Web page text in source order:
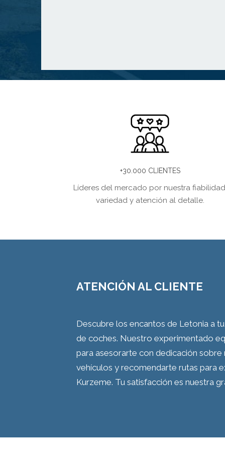
+30.000 CLIENTES
Líderes del mercado por nuestra
variedad y atención al detalle.
ATENCIÓN AL CLIENTE
Descubre los encantos de Letonia a
de coches. Nuestro experimentado
para asesorarte con dedicación
vehículos y recomendarte rutas para
Kurzeme. Tu satisfacción es nuestra